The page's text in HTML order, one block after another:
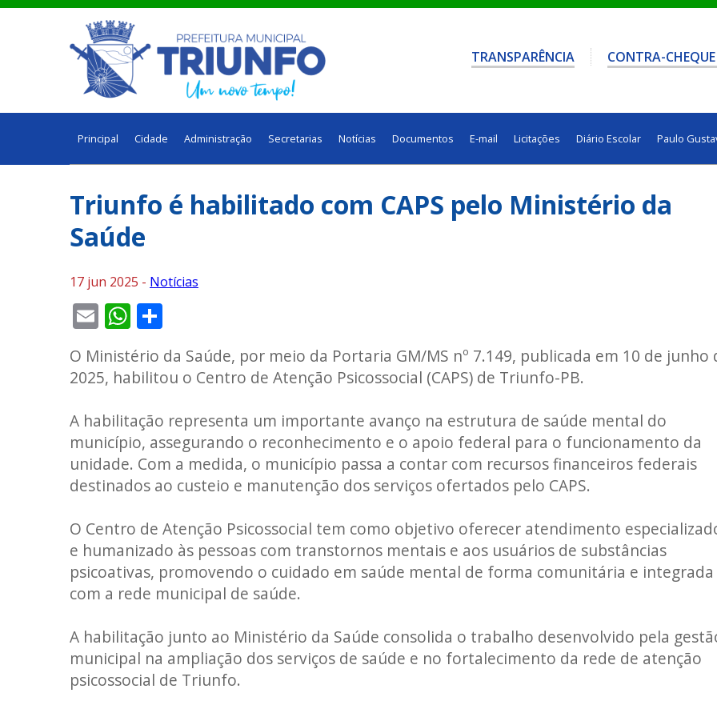
TRANSPARÊNCIA CONTRA-
Principal Cidade Administração Secretarias Notícias Documentos E-mail Licitações Diário Escolar Paulo
Triunfo é habilitado com CAPS pelo Ministério da
Saúde
17 jun 2025 - Notícias
EmailWhatsApp
O Ministério da Saúde, por meio da Portaria GM/MS nº 7.149, publicada em 10 de junho
2025, habilitou o Centro de Atenção Psicossocial (CAPS) de Triunfo-PB.
A habilitação representa um importante avanço na estrutura de saúde mental do
município, assegurando o reconhecimento e o apoio federal para o funcionamento da
unidade. Com a medida, o município passa a contar com recursos financeiros federais
destinados ao custeio e manutenção dos serviços ofertados pelo CAPS.
O Centro de Atenção Psicossocial tem como objetivo oferecer atendimento
e humanizado às pessoas com transtornos mentais e aos usuários de substâncias
psicoativas, promovendo o cuidado em saúde mental de forma comunitária e integrada
com a rede municipal de saúde.
A habilitação junto ao Ministério da Saúde consolida o trabalho desenvolvido pela
municipal na ampliação dos serviços de saúde e no fortalecimento da rede de atenção
psicossocial de Triunfo.